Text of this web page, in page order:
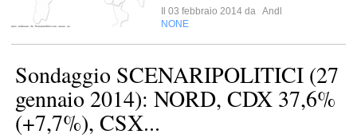
Il 03 febbraio 2014 da Andl
NONE
Sondaggio SCENARIPOLITICI (27
gennaio 2014): NORD, CDX 37,6%
(+7,7%), CSX...